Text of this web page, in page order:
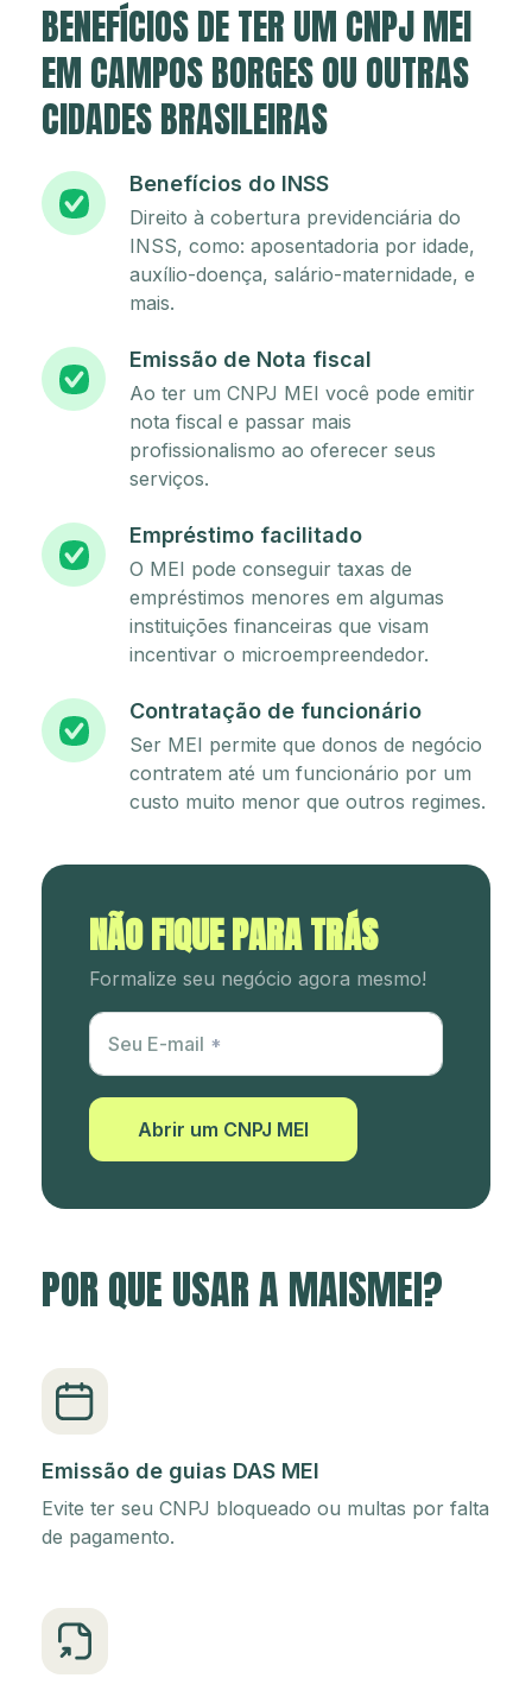
BENEFÍCIOS DE TER UM CNPJ MEI
EM CAMPOS BORGES OU OUTRAS
CIDADES BRASILEIRAS
Benefícios do INSS
Direito à cobertura previdenciária do
INSS, como: aposentadoria por idade,
auxílio-doença, salário-maternidade, e
mais.
Emissão de Nota fiscal
Ao ter um CNPJ MEI você pode emitir
nota fiscal e passar mais
profissionalismo ao oferecer seus
serviços.
Empréstimo facilitado
O MEI pode conseguir taxas de
empréstimos menores em algumas
instituições financeiras que visam
incentivar o microempreendedor.
Contratação de funcionário
Ser MEI permite que donos de negócio
contratem até um funcionário por um
custo muito menor que outros regimes.
NÃO FIQUE PARA TRÁS
Formalize seu negócio agora mesmo!
Utm Content
Seu E-mail
Abrir um CNPJ MEI
POR QUE USAR A MAISMEI?
Emissão de guias DAS MEI
Evite ter seu CNPJ bloqueado ou multas por falta
de pagamento.